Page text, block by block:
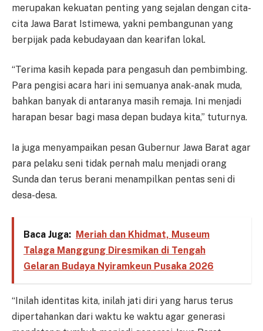
merupakan kekuatan penting yang sejalan dengan cita-
cita Jawa Barat Istimewa, yakni pembangunan yang
berpijak pada kebudayaan dan kearifan lokal.
“Terima kasih kepada para pengasuh dan pembimbing.
Para pengisi acara hari ini semuanya anak-anak muda,
bahkan banyak di antaranya masih remaja. Ini menjadi
harapan besar bagi masa depan budaya kita,” tuturnya.
Ia juga menyampaikan pesan Gubernur Jawa Barat agar
para pelaku seni tidak pernah malu menjadi orang
Sunda dan terus berani menampilkan pentas seni di
desa-desa.
Baca Juga: Meriah dan Khidmat, Museum
Talaga Manggung Diresmikan di Tengah
Gelaran Budaya Nyiramkeun Pusaka 2026
“Inilah identitas kita, inilah jati diri yang harus terus
dipertahankan dari waktu ke waktu agar generasi